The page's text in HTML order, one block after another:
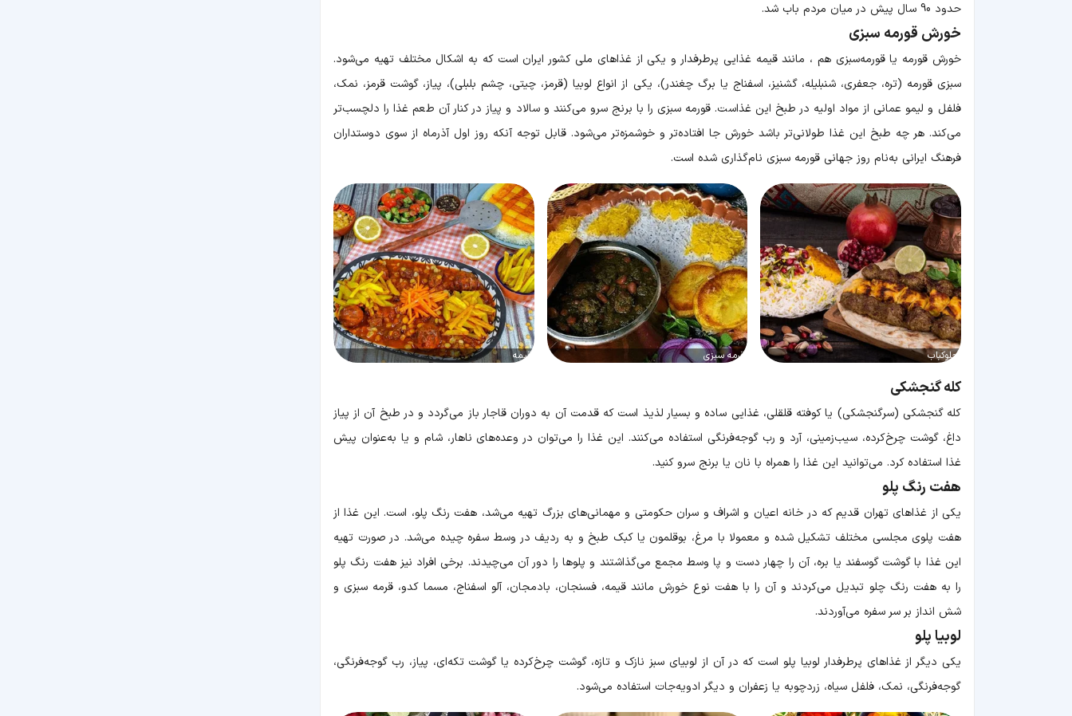
حدود 90 سال پیش در میان مردم باب شد.
خورش قورمه سبزی
خورش قورمه یا قورمه‌سبزی هم ، مانند قیمه غذایی پرطرفدار و یکی از غذاهای ملی کشور ایران است که به اشکال مختلف تهیه می‌شود.
سبزی قورمه (تره، جعفری، شنبلیله، گشنیز، اسفناج یا برگ چغندر)، یکی از انواع لوبیا (قرمز، چیتی، چشم‌ بلبلی)، پیاز، گوشت قرمز، نمک،
فلفل و لیمو عمانی از مواد اولیه در طبخ این غذاست. قورمه سبزی را با برنج سرو می‌کنند و سالاد و پیاز در کنار آن طعم غذا را دلچسب‌تر
می‌کند. هر چه طبخ این غذا طولانی‌تر باشد خورش جا افتاده‌تر و خوشمزه‌تر می‌شود. قابل توجه آنکه روز اول آذرماه از سوی دوستداران
فرهنگ ایرانی به‌نام روز جهانی قورمه سبزی نام‌گذاری شده است.
چلوکباب قرمه سبزی قیمه
کله گنجشکی
کله گنجشکی (سرگنجشکی) یا کوفته قلقلی، غذایی ساده و بسیار لذیذ است که قدمت آن به دوران قاجار باز می‌گردد و در طبخ آن از پیاز
داغ، گوشت چرخ‌کرده، سیب‌زمینی، آرد و رب گوجه‌فرنگی استفاده می‌کنند. این غذا را می‌توان در وعده‌های ناهار، شام و یا به‌عنوان پیش
غذا استفاده کرد. می‌توانید این غذا را همراه با نان یا برنج سرو کنید.
هفت رنگ پلو
یکی از غذاهای تهران قدیم که در خانه اعیان و اشراف و سران حکومتی و مهمانی‌های بزرگ تهیه می‌شد، هفت رنگ پلو، است. این غذا از
هفت پلوی مجلسی مختلف تشکیل شده و معمولا با مرغ، بوقلمون یا کبک طبخ و به ردیف در وسط سفره چیده می‌شد. در صورت تهیه
این غذا با گوشت گوسفند یا بره، آن را چهار دست و پا وسط مجمع می‌گذاشتند و پلو‌ها را دور آن می‌چیدند. برخی افراد نیز هفت رنگ پلو
را به هفت رنگ چلو تبدیل می‌کردند و آن را با هفت نوع خورش مانند قیمه، فسنجان، بادمجان، آلو اسفناج، مسما کدو، قرمه سبزی و
شش انداز بر سر سفره می‌آوردند.
لوبیا پلو
یکی دیگر از غذاهای پرطرفدار لوبیا پلو است که در آن از لوبیای سبز نازک و تازه، گوشت چرخ‌کرده یا گوشت تکه‌ای، پیاز، رب گوجه‌فرنگی،
گوجه‌فرنگی، نمک، فلفل سیاه، زردچوبه یا زعفران و دیگر ادویه‌جات استفاده می‌شود.